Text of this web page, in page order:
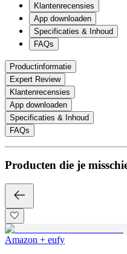
Klantenrecensies
App downloaden
Specificaties & Inhoud
FAQs
Productinformatie
Expert Review
Klantenrecensies
App downloaden
Specificaties & Inhoud
FAQs
Producten die je
Amazon + eufy